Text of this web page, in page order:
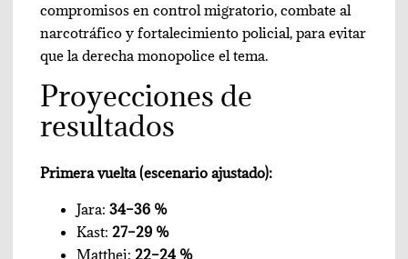
compromisos en control migratorio, combate al
narcotráfico y fortalecimiento policial, para evitar
que la derecha monopolice el tema.
Proyecciones de
resultados
Primera vuelta (escenario ajustado):
Jara:34–36 %
Kast:27–29 %
Matthei:22–24 %